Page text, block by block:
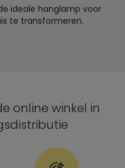
ideale hanglamp voor
te transformeren.
online winkel in